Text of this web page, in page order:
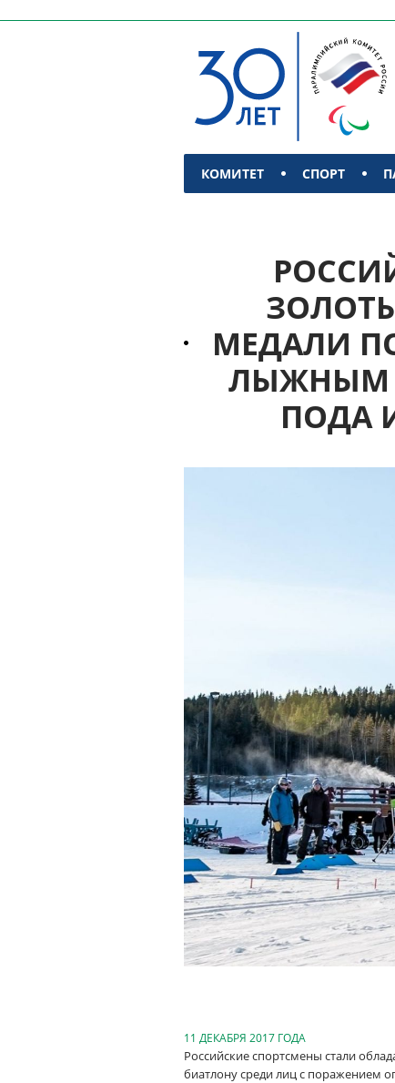
КОМИТЕТ СПОРТ
МЕДАЛИ
ЛЫЖНЫМ
ПОДА
11 ДЕКАБРЯ 2017 ГОДА
Российские спортсмены стали
биатлону среди лиц с поражением